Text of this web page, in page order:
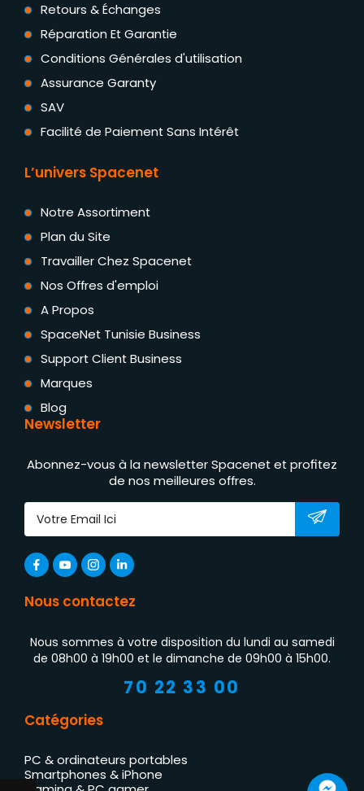
Retours & Échanges
Réparation Et Garantie
Conditions Générales d'utilisation
Assurance Garanty
SAV
Facilité de Paiement Sans Intérêt
L’univers Spacenet
Notre Assortiment
Plan du Site
Travailler Chez Spacenet
Nos Offres d'emploi
A Propos
SpaceNet Tunisie Business
Support Client Business
Marques
Blog
Newsletter
Abonnez-vous à la newsletter Spacenet et profitez
de nos meilleures offres.
Nous contactez
Nous sommes à votre disposition du lundi au samedi
de 08h00 à 19h00 et le dimanche de 09h00 à 15h00.
70 22 33 00
Catégories
PC & ordinateurs portables
Smartphones & iPhone